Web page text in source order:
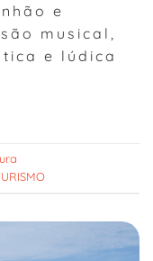
e
musical,
e lúdica